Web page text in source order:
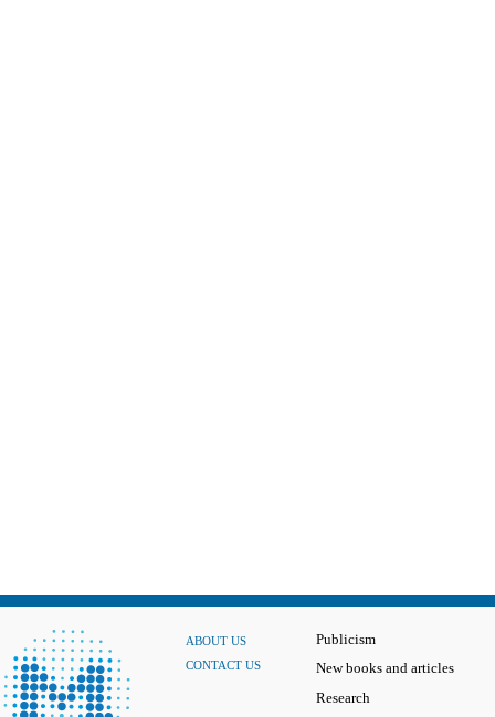
ABOUT US
CONTACT US
Publicism
New books and articles
Research